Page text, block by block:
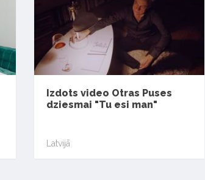
Izdots video Otras Puses
dziesmai "Tu esi man"
Latvijā